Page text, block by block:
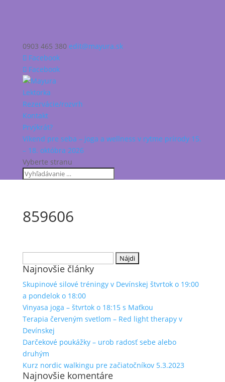
0903 465 380 edit@mayura.sk
Facebook
Facebook
Lektorka
Rezervácie/rozvrh
Kontakt
Prvýkrát?
Víkend pre seba – joga a wellness v rytme prírody 15.
– 18. októbra 2026
Vyberte stranu
859606
Najnovšie články
Skupinové silové tréningy v Devínskej štvrtok o 19:00
a pondelok o 18:00
Vinyasa joga – štvrtok o 18:15 s Maťkou
Terapia červeným svetlom – Red light therapy v
Devínskej
Darčekové poukážky – urob radosť sebe alebo
druhým
Kurz nordic walkingu pre začiatočníkov 5.3.2023
Najnovšie komentáre